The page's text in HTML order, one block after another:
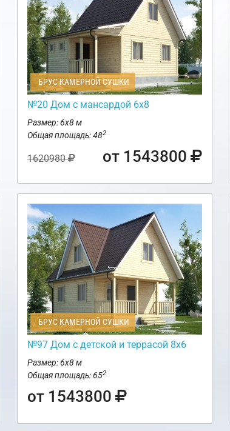
БРУС КАМЕРНОЙ СУШКИ
№20 Дом с мансардой 6х8
Размер: 6х8 м
Общая площадь: 482
1620980 от 1543800
БРУС КАМЕРНОЙ СУШКИ
№97 Дом с детской и террасой 8х6
Размер: 6х8 м
Общая площадь: 652
от 1543800